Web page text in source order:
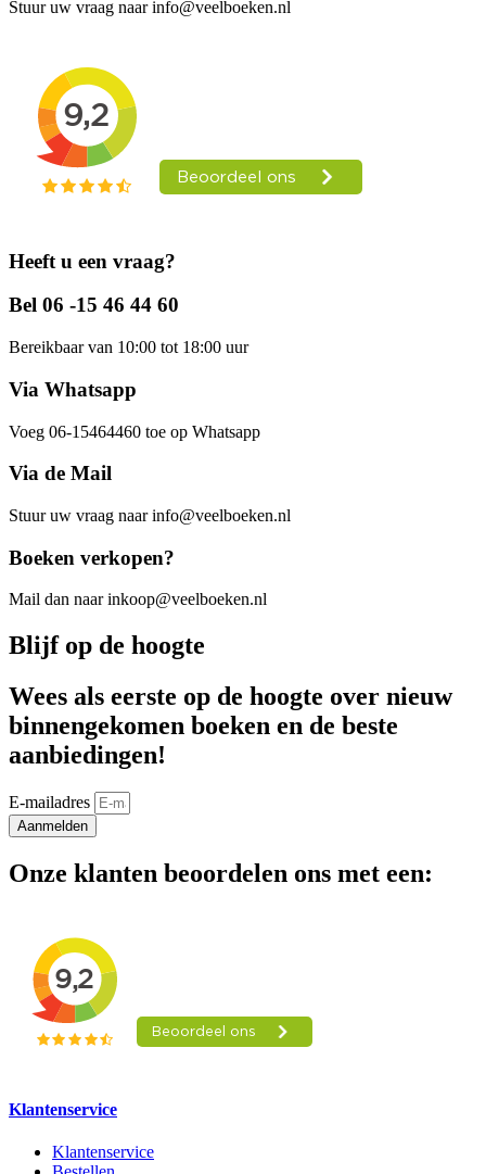
Stuur uw vraag naar info@veelboeken.nl
Heeft u een vraag?
Bel 06 -15 46 44 60
Bereikbaar van 10:00 tot 18:00 uur
Via Whatsapp
Voeg 06-15464460 toe op Whatsapp
Via de Mail
Stuur uw vraag naar info@veelboeken.nl
Boeken verkopen?
Mail dan naar inkoop@veelboeken.nl
Blijf op de hoogte
Wees als eerste op de hoogte over nieuw
binnengekomen boeken en de beste
aanbiedingen!
E-mailadres
Aanmelden
Onze klanten beoordelen ons met een:
Klantenservice
Klantenservice